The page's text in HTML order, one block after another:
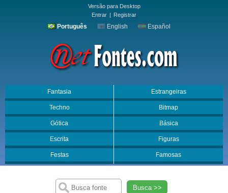
Versão para Desktop
Entrar | Registrar
Português English Español
Fantasia Estrangeiras
Techno Bitmap
Gótica Básica
Escrita Figuras
Festas Famosas
Busca >>